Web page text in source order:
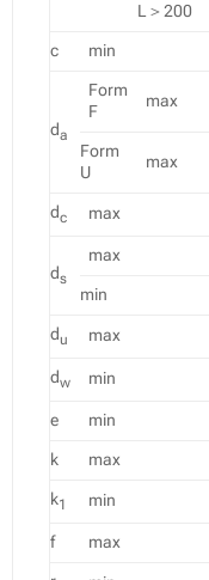
L＞200
c
min
da
Form
F
max
Form
U
max
dc max
ds
max
min
du max
dw min
e min
k
max
k1 min
f max